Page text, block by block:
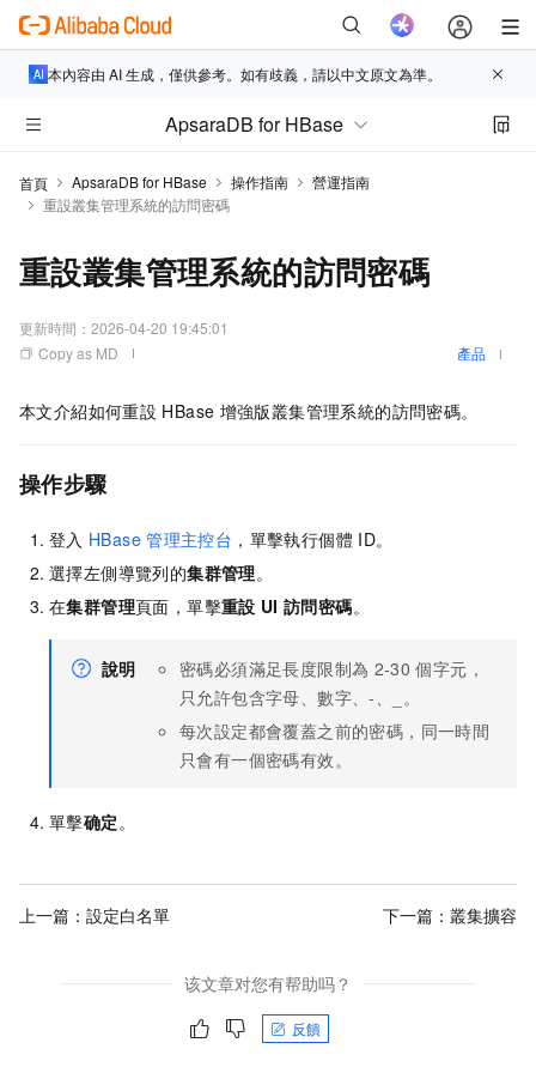
本內容由 AI 生成，僅供參考。如有歧義，請以中文原文為準。
ApsaraDB for HBase
首頁 ApsaraDB for HBase 操作指南
營運指南
重設叢集管理系統的訪問密碼
重設叢集管理系統的訪問密碼
更新時間： 2026-04-20 19:45:01
Copy as MD
產品
本文介紹如何重設 HBase 增強版叢集管理系統的訪問密碼。
操作步驟
登入 HBase 管理主控台 ，單擊執行個體 ID。
選擇左側導覽列的集群管理。
在集群管理頁面，單擊重設 UI 訪問密碼。
說明 密碼必須滿足長度限制為 2-30 個字元，
只允許包含字母、數字、-、_。
每次設定都會覆蓋之前的密碼，同一時間
只會有一個密碼有效。
單擊确定。
上一篇： 設定白名單 下一篇： 叢集擴容
该文章对您有帮助吗？
反饋